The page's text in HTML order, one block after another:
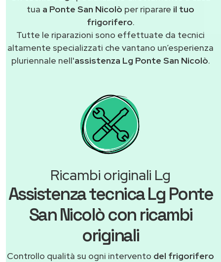
tua a Ponte San Nicolò per riparare il tuo
frigorifero.
Tutte le riparazioni sono effettuate da tecnici
altamente specializzati che vantano un’esperienza
pluriennale nell'assistenza Lg Ponte San Nicolò.
Ricambi originali Lg
Assistenza tecnica Lg Ponte
San Nicolò con ricambi
originali
Controllo qualità su ogni intervento del frigorifero